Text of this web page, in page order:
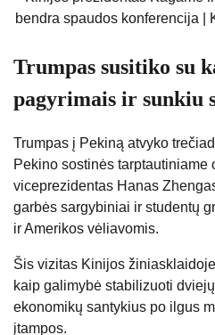
bendra spaudos konferencija |
Trumpas susitiko su
pagyrimais ir sunkiu
Trumpas į Pekiną atvyko
Pekino sostinės
viceprezidentas Hanas
garbės sargybiniai ir studentų
ir Amerikos vėliavomis.
Šis vizitas Kinijos
kaip galimybė stabilizuoti
ekonomikų santykius po ilgus
įtampos.